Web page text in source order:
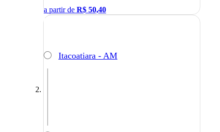
a partir de R$ 50,40
Itacoatiara - AM